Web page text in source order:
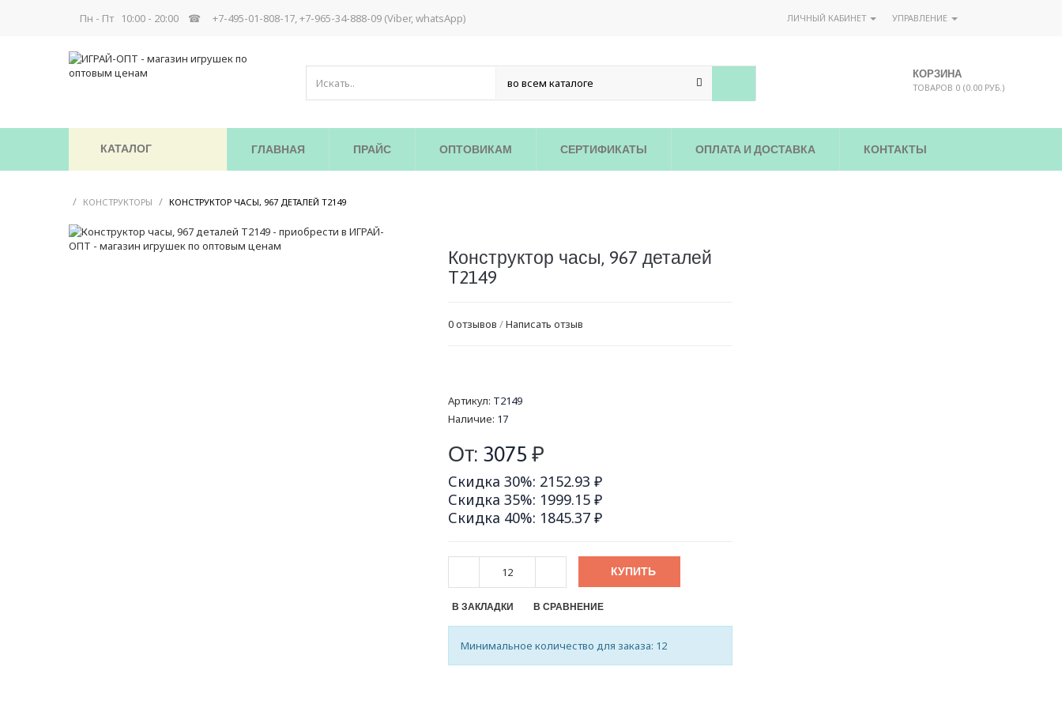
Пн - Пт 10:00 - 20:00 ☎ +7-495-01-808-17, +7-965-34-888-09 (Viber, whatsApp) ЛИЧНЫЙ КАБИНЕТ УПРАВЛЕНИЕ
КОРЗИНА
ТОВАРОВ 0 (0.00 РУБ.)
КАТАЛОГ ГЛАВНАЯ ПРАЙС ОПТОВИКАМ СЕРТИФИКАТЫ ОПЛАТА И ДОСТАВКА КОНТАКТЫ
/ КОНСТРУКТОРЫ / КОНСТРУКТОР ЧАСЫ, 967 ДЕТАЛЕЙ T2149
Конструктор часы, 967 деталей
T2149
0 отзывов /Написать отзыв
Артикул: T2149
Наличие: 17
От: 3075 ₽
Скидка 30%: 2152.93 ₽
Скидка 35%: 1999.15 ₽
Скидка 40%: 1845.37 ₽
КУПИТЬ
В ЗАКЛАДКИ В СРАВНЕНИЕ
Минимальное количество для заказа: 12